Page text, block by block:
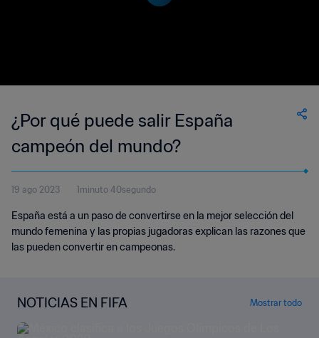
¿Por qué puede salir España
campeón del mundo?
19 ago 2023 1minuto 40segundo
España está a un paso de convertirse en la mejor selección del
mundo femenina y las propias jugadoras explican las razones que
las pueden convertir en campeonas.
NOTICIAS EN FIFA Mostrar todo